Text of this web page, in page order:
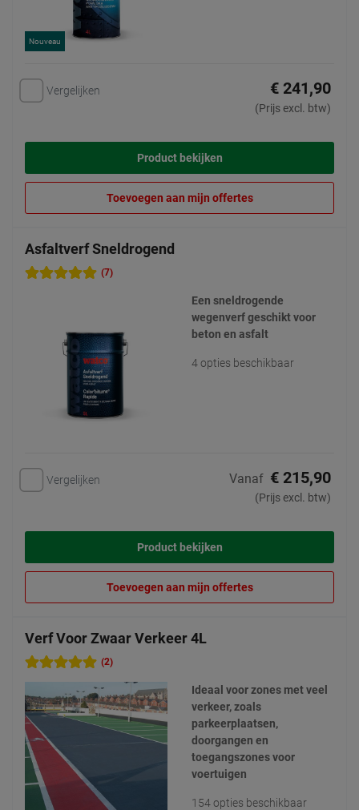
Nouveau
Vergelijken € 241,90
(Prijs excl. btw)
Product bekijken
Toevoegen aan mijn offertes
Asfaltverf Sneldrogend
(7)
Een sneldrogende
wegenverf geschikt voor
beton en asfalt
4 opties beschikbaar
Vergelijken Vanaf € 215,90
(Prijs excl. btw)
Product bekijken
Toevoegen aan mijn offertes
Verf Voor Zwaar Verkeer 4L
(2)
Ideaal voor zones met veel
verkeer, zoals
parkeerplaatsen,
doorgangen en
toegangszones voor
voertuigen
154 opties beschikbaar